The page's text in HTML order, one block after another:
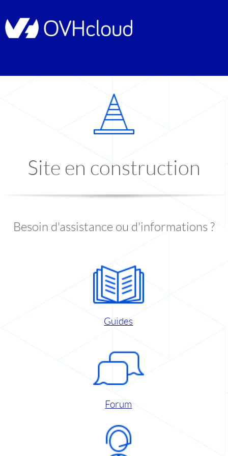
Site en construction
Besoin d'assistance ou d'informations ?
Guides
Forum